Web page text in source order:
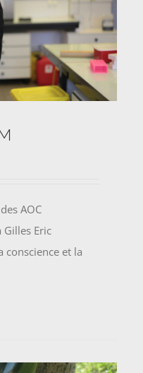
AOC
Eric
conscience et la